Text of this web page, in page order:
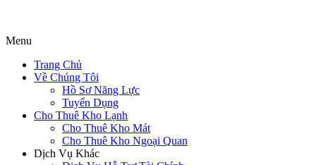
Menu
Trang Chủ
Về Chúng Tôi
Hồ Sơ Năng Lực
Tuyển Dụng
Cho Thuê Kho Lạnh
Cho Thuê Kho Mát
Cho Thuê Kho Ngoại Quan
Dịch Vụ Khác